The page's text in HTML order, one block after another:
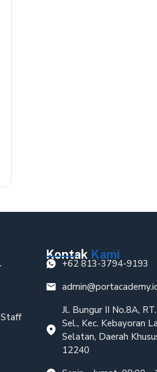
Kontak Kami
+62 813-3794-9193
Jl. Bungur II No.8A,
Sel., Kec. Kebayoran
Selatan, Daerah
12240